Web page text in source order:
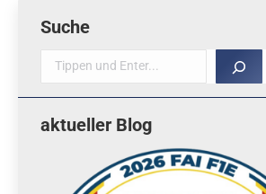
Suche
Suche
aktueller Blog